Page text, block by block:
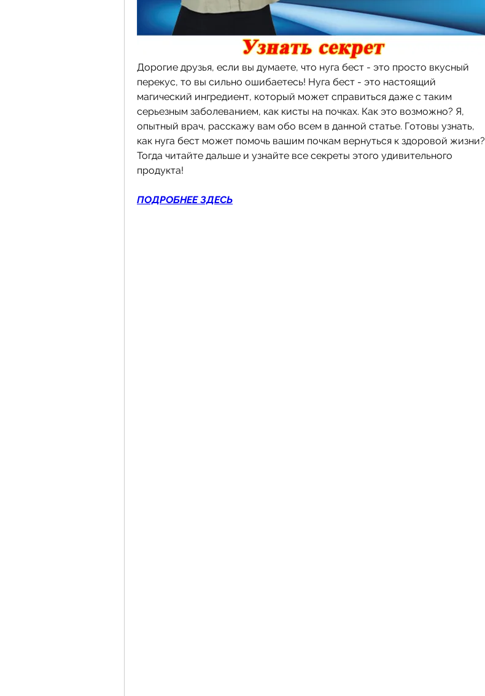
Дорогие друзья, если вы думаете, что нуга бест - это просто вкусный
перекус, то вы сильно ошибаетесь! Нуга бест - это настоящий
магический ингредиент, который может справиться даже с таким
серьезным заболеванием, как кисты на почках. Как это возможно? Я,
опытный врач, расскажу вам обо всем в данной статье. Готовы узнать,
как нуга бест может помочь вашим почкам вернуться к здоровой жизни?
Тогда читайте дальше и узнайте все секреты этого удивительного
продукта!
ПОДРОБНЕЕ ЗДЕСЬ